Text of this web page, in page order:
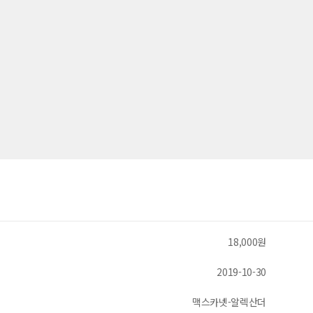
18,000원
2019-10-30
맥스카넷-알렉산더